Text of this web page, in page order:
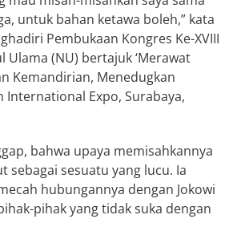
untuk bahan ketawa boleh,” kata
Pembukaan Kongres Ke-XVIII
Ulama (NU) bertajuk ‘Merawat
Kemandirian, Menedugkan
International Expo, Surabaya,
bahwa upaya memisahkannya
sebagai sesuatu yang lucu. Ia
hubungannya dengan Jokowi
pihak yang tidak suka dengan